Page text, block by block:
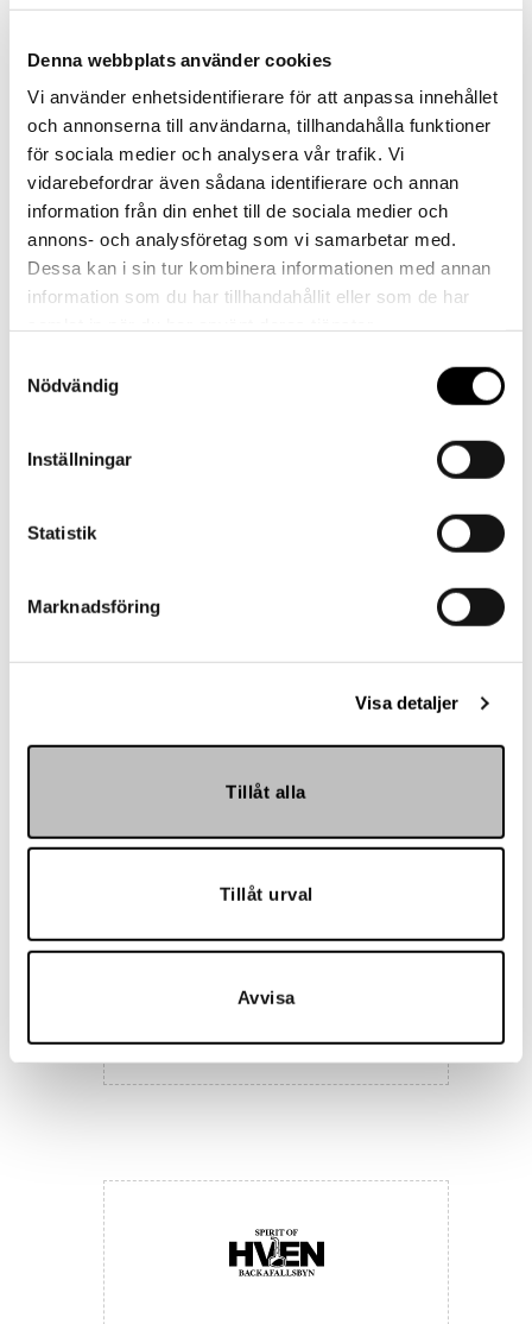
Denna webbplats använder cookies
Vi använder enhetsidentifierare för att anpassa innehållet
och annonserna till användarna, tillhandahålla funktioner
för sociala medier och analysera vår trafik. Vi
vidarebefordrar även sådana identifierare och annan
information från din enhet till de sociala medier och
annons- och analysföretag som vi samarbetar med.
Dessa kan i sin tur kombinera informationen med annan
information som du har tillhandahållit eller som de har
Nödvändig
Inställningar
Statistik
Marknadsföring
Visa detaljer
Tillåt alla
Tillåt urval
Avvisa
Vår kundtjänst är tillgänglig Mån – Fre: 07:30 –
Kontakt
Referenser
Hemmakväll
Maria Nila